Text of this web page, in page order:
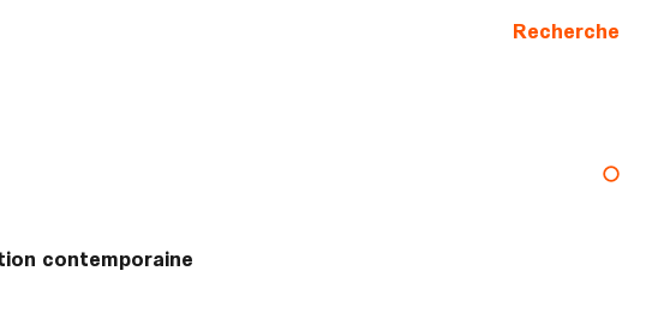
Recherche
contemporaine